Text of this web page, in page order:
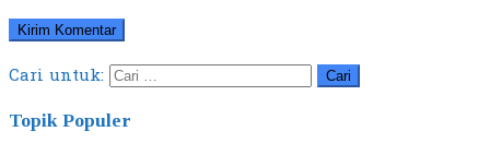
Cari untuk:
Topik Populer